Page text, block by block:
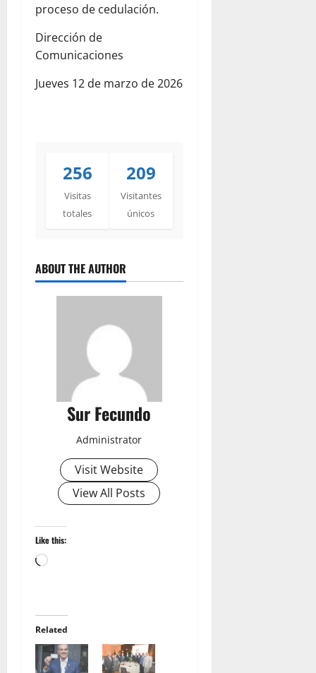
proceso de cedulación.
Dirección de
Comunicaciones
Jueves 12 de marzo de 2026
256
Visitas
totales
209
Visitantes
únicos
ABOUT THE AUTHOR
Sur Fecundo
Administrator
Visit Website
View All Posts
Like this:
Loading…
Related